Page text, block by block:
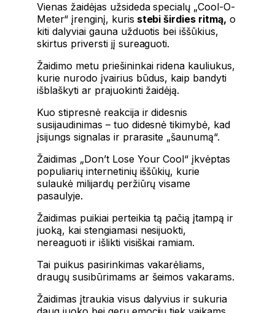
Vienas žaidėjas užsideda specialų „Cool-O-
Meter“ įrenginį, kuris stebi širdies ritmą, o
kiti dalyviai gauna užduotis bei iššūkius,
skirtus priversti jį sureaguoti.
Žaidimo metu priešininkai ridena kauliukus,
kurie nurodo įvairius būdus, kaip bandyti
išblaškyti ar prajuokinti žaidėją.
Kuo stipresnė reakcija ir didesnis
susijaudinimas – tuo didesnė tikimybė, kad
įsijungs signalas ir prarasite „šaunumą“.
Žaidimas „Don’t Lose Your Cool“ įkvėptas
populiarių internetinių iššūkių, kurie
sulaukė milijardų peržiūrų visame
pasaulyje.
Žaidimas puikiai perteikia tą pačią įtampą ir
juoką, kai stengiamasi nesijuokti,
nereaguoti ir išlikti visiškai ramiam.
Tai puikus pasirinkimas vakarėliams,
draugų susibūrimams ar šeimos vakarams.
Žaidimas įtraukia visus dalyvius ir sukuria